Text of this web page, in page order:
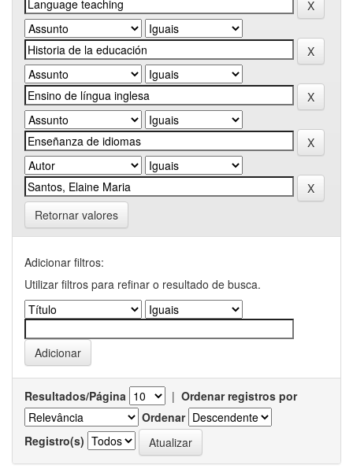
Retornar valores
Adicionar filtros:
Utilizar filtros para refinar o resultado de busca.
Resultados/Página | Ordenar registros por
Ordenar
Registro(s)